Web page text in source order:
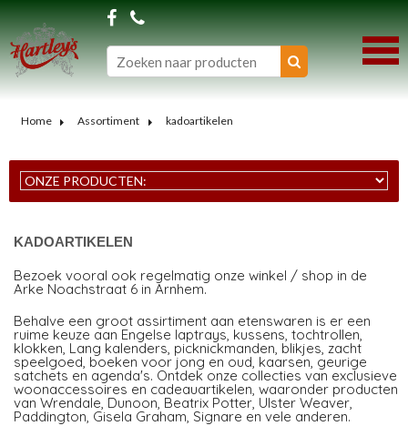
Home Assortiment kadoartikelen
KADOARTIKELEN
Bezoek vooral ook regelmatig onze winkel / shop in de
Arke Noachstraat 6 in Arnhem.
Behalve een groot assirtiment aan etenswaren is er een
ruime keuze aan Engelse laptrays, kussens, tochtrollen,
klokken, Lang kalenders, picknickmanden, blikjes, zacht
speelgoed, boeken voor jong en oud, kaarsen, geurige
satchets en agenda's. Ontdek onze collecties van exclusieve
woonaccessoires en cadeauartikelen, waaronder producten
van Wrendale, Dunoon, Beatrix Potter, Ulster Weaver,
Paddington, Gisela Graham, Signare en vele anderen.